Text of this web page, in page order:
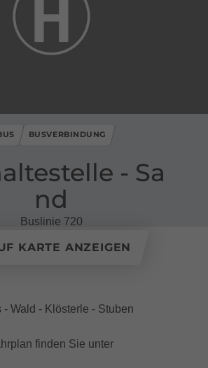
​-​ Sa
nd
BUSVERBINDUNG
Buslinie 720
KARTE ANZEIGEN
- Wald - Klösterle - Stuben
finden Sie unter